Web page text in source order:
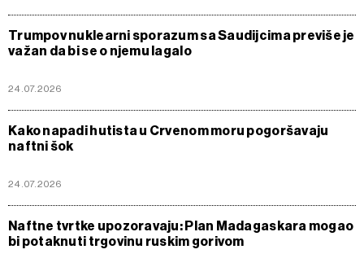
Trumpov nuklearni sporazum sa Saudijcima previše je
važan da bi se o njemu lagalo
24.07.2026
Kako napadi hutista u Crvenom moru pogoršavaju
naftni šok
24.07.2026
Naftne tvrtke upozoravaju: Plan Madagaskara mogao
bi potaknuti trgovinu ruskim gorivom